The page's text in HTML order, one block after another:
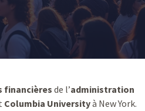
financièresde l’administration
Columbia Universityà New York.